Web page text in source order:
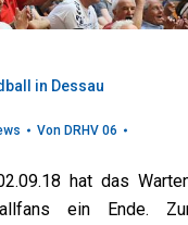
in Dessau
Von DRHV 06
hat das
ein Ende.